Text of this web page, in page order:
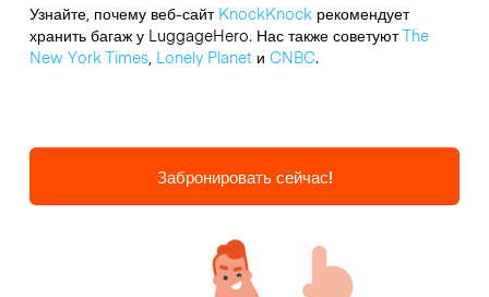
Узнайте, почему веб-сайт KnockKnockрекомендует
хранить багаж у LuggageHero. Нас также советуютThe
New York Times, Lonely Planetи CNBC.
Забронировать сейчас!